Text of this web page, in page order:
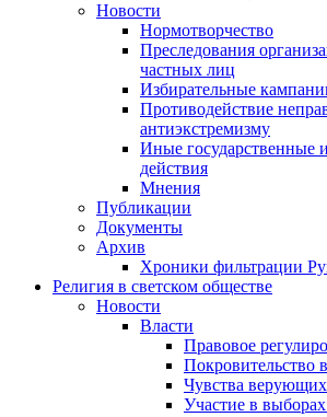
Новости
Нормотворчество
Преследования
частных лиц
Избирательные
Противодействие
антиэкстремизму
Иные государственные
действия
Мнения
Публикации
Документы
Архив
Хроники фильтрации
Религия в светском обществе
Новости
Власти
Правовое
Покровительство
Чувства верующих
Участие в